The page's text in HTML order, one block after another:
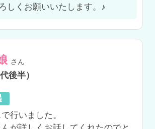
しくお願いいたします。♪
さん
代後半）
行いました。